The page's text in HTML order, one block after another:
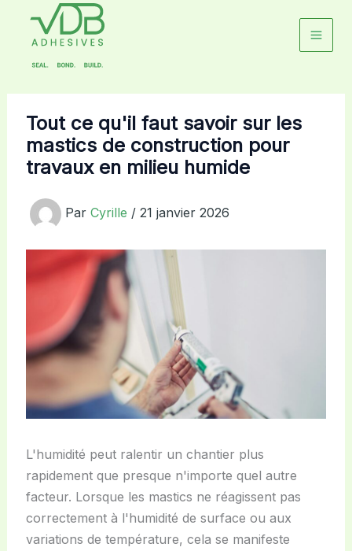
Tout ce qu'il faut savoir sur les
mastics de construction pour
travaux en milieu humide
Par Cyrille / 21 janvier 2026
L'humidité peut ralentir un chantier plus
rapidement que presque n'importe quel autre
facteur. Lorsque les mastics ne réagissent pas
correctement à l'humidité de surface ou aux
variations de température, cela se manifeste